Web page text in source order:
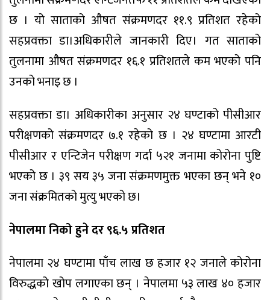
छ । यो साताको औषत संक्रमणदर ११.९ प्रतिशत रहेको
सहप्रवक्ता डा।अधिकारीले जानकारी दिए। गत साताको
तुलनामा औषत संक्रमणदर १६.१ प्रतिशतले कम भएको पनि
उनको भनाइ छ ।
सहप्रवक्ता डा। अधिकारीका अनुसार २४ घण्टाको पीसीआर
परीक्षणको संक्रमणदर ७.१ रहेको छ । २४ घण्टामा आरटी
पीसीआर र एन्टिजेन परीक्षण गर्दा ५२१ जनामा कोरोना पुष्टि
भएको छ । ३९ सय ३५ जना संक्रमणमुक्त भएका छन् भने १०
जना संक्रमितको मुत्यु भएको छ।
नेपालमा निको हुने दर ९६.५ प्रतिशत
नेपालमा २४ घण्टामा पाँच लाख छ हजार १२ जनाले कोरोना
विरुद्धको खोप लगाएका छन् । नेपालमा ५३ लाख ४० हजार